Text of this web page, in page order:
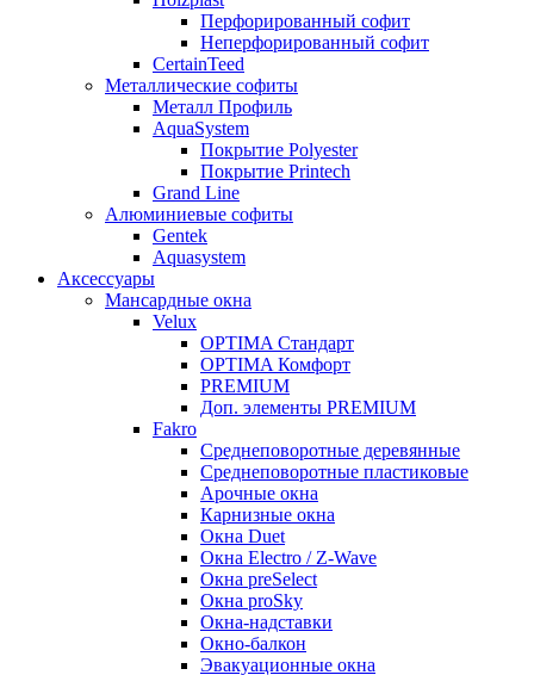
Перфорированный софит
Неперфорированный софит
CertainTeed
Металлические софиты
Металл Профиль
AquaSystem
Покрытие Polyester
Покрытие Printech
Grand Line
Алюминиевые софиты
Gentek
Aquasystem
Аксессуары
Мансардные окна
Velux
OPTIMA Стандарт
OPTIMA Комфорт
PREMIUM
Доп. элементы PREMIUM
Fakro
Cреднеповоротные деревянные
Cреднеповоротные пластиковые
Арочные окна
Карнизные окна
Окна Duet
Окна Electro / Z-Wave
Окна preSelect
Окна proSky
Окна-надставки
Окно-балкон
Эвакуационные окна